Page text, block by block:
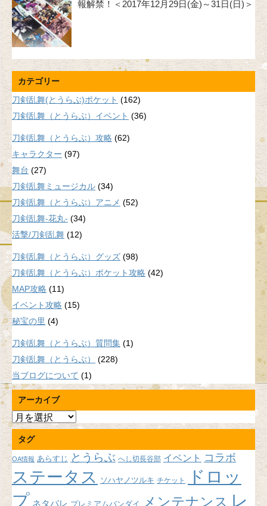
報解禁！＜2017年12月29日(金)～31日(日)＞
カテゴリー
刀剣乱舞(とうらぶ)ポケット (162)
刀剣乱舞（とうらぶ）イベント (36)
刀剣乱舞（とうらぶ）攻略 (62)
キャラクター (97)
舞台 (27)
刀剣乱舞ミュージカル (34)
刀剣乱舞（とうらぶ）アニメ (52)
刀剣乱舞-花丸- (34)
活撃/刀剣乱舞 (12)
刀剣乱舞（とうらぶ）グッズ (98)
刀剣乱舞（とうらぶ）ポケット攻略 (42)
MAP攻略 (11)
イベント攻略 (15)
秘宝の里 (4)
刀剣乱舞（とうらぶ）質問集 (1)
刀剣乱舞（とうらぶ）
(228)
当ブログについて (1)
アーカイブ
ア
ー
カ
イ
ブ
タグ
OA情報 あらすじ とうらぶ へし切長谷部 イベント コラボ
ステータス ソハヤノツルキ チケット
ドロッ
プ ネタバレ プレミアムバンダイ メンテナンス レ